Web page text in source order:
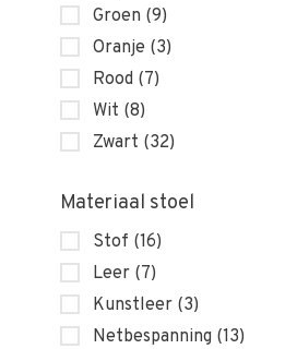
Groen (9)
Oranje (3)
Rood (7)
Wit (8)
Zwart (32)
Materiaal stoel
Stof (16)
Leer (7)
Kunstleer (3)
Netbespanning (13)